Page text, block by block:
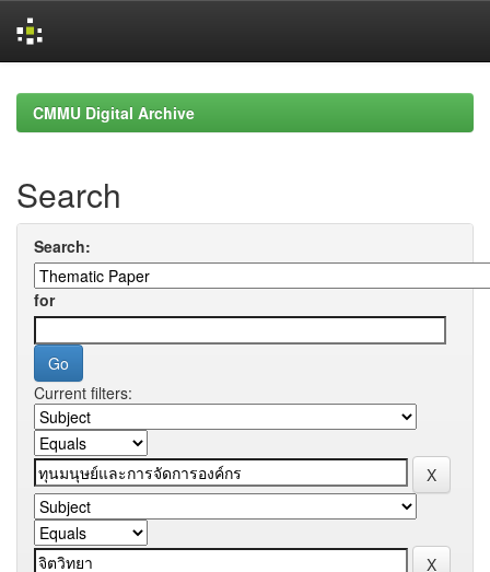
navigationCMMU Digital Archive
Search
Search:
for
Current filters: